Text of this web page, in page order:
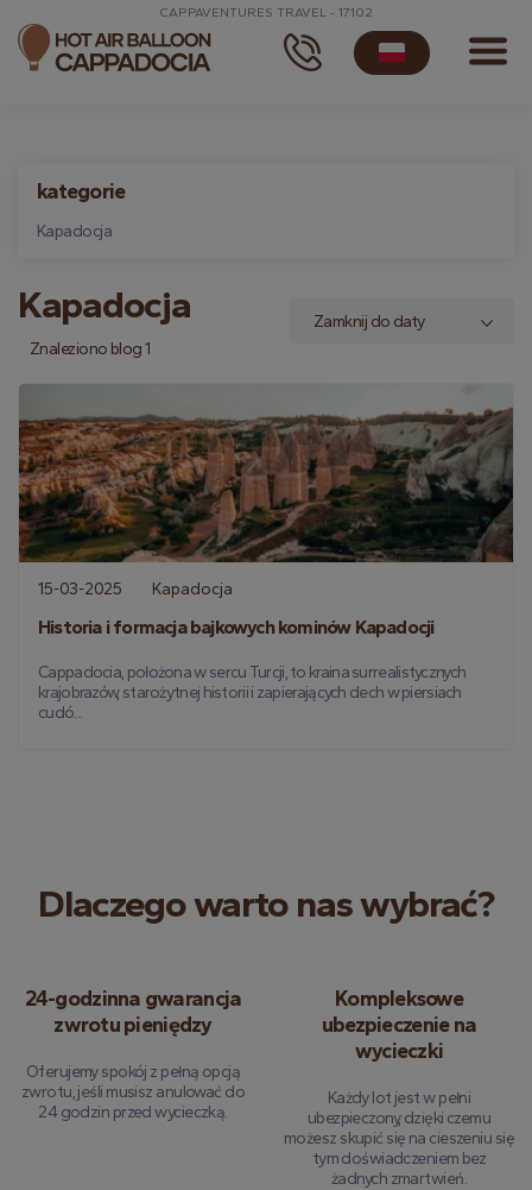
CAPPAVENTURES TRAVEL - 17102
kategorie
Kapadocja
Kapadocja
Znaleziono blog 1
15-03-2025 Kapadocja
Historia i formacja bajkowych kominów Kapadocji
Cappadocia, położona w sercu Turcji, to kraina surrealistycznych
krajobrazów, starożytnej historii i zapierających dech w piersiach
cudó...
Dlaczego warto nas wybrać?
24-godzinna gwarancja
zwrotu pieniędzy
Oferujemy spokój z pełną opcją
zwrotu, jeśli musisz anulować do
24 godzin przed wycieczką.
Kompleksowe
ubezpieczenie na
wycieczki
Każdy lot jest w pełni
ubezpieczony, dzięki czemu
możesz skupić się na cieszeniu się
tym doświadczeniem bez
żadnych zmartwień.